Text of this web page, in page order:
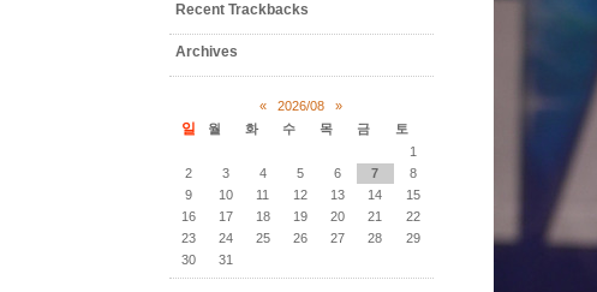
Recent Trackbacks
Archives
« 2026/08 »
일 월 화 수 목 금
토
1
2
3 4 5 6 7
8
9
10 11 12 13 14
15
16
17 18 19 20 21
22
23
24 25 26 27 28
29
30
31